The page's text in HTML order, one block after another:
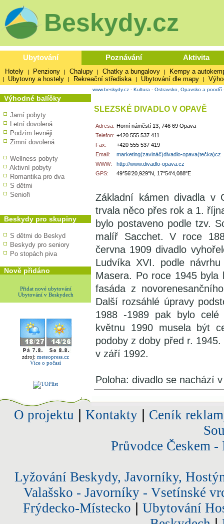
Beskydy.cz
Ubytování Poznávání Aktivita
Hotely | Penziony | Chalupy | Chatky a bungalovy | Kempy a
| Ubytovny a hostely | Rekreační střediska | Ubytování dle mapy |
Výhodné balíčky
Jarní pobyty
Letní dovolená
Podzim levněji
Zimní dovolená
Wellness pobyty
Aktivní pobyty
Romantika pro dva
S dětmi
Senioři
Beskydy pro skupiny
S dětmi do Beskyd
Beskydy pro seniory
Po stopách piva
Nově přidáno
Přidat nové ubytování
Ubytování v Beskydech
zdroj: meteopress.cz
Více o počasí
www.beskydy.cz - Kultura - Ostravsko, Opavsko a poodří
SLEZSKÉ DIVADLO V OPAVĚ
Adresa: Horní náměstí 13, 746 69 Opava
Telefon: +420 555 537 411
Fax:
+420 555 537 419
Email:
marketing(zavináč)divadlo-opava(tečka)cz
WWW:
http://www.divadlo-opava.cz
GPS:
49°56'20,929"N, 17°54'4,088"E
Základní kámen divadla v
trvala něco přes rok a 1.
bylo postaveno podle tzv.
malíř Sacchet. V roce
června 1909 divadlo
Ludvíka XVI. podle
Masera. Po roce 1945 byla
fasáda z
Další rozsáhlé úpravy
1988 -1989 pak bylo celé
květnu 1990 musela být
podoby z doby před r.
v září 1992.
Poloha: divadlo se nachází
O projektu Kontakty| Ceník
Průvodce Českem
Lyžování Beskydy, Javorníky,
Valašsko - Javorníky - Vsetínské
Frýdecko-Místecko
Ubytování